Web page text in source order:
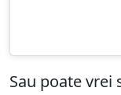
Sau poate